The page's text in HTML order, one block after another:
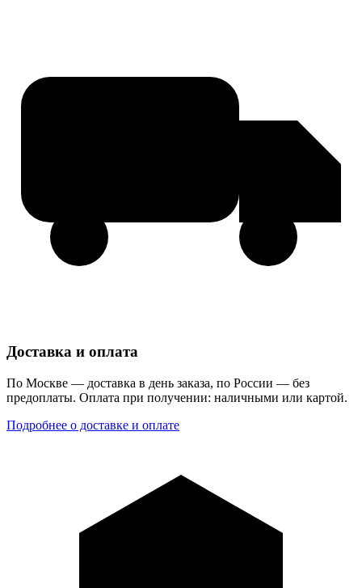
Доставка и оплата
По Москве — доставка в день заказа, по России — без
предоплаты. Оплата при получении: наличными или картой.
Подробнее о доставке и оплате